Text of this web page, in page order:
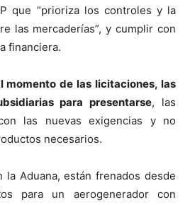
que “prioriza los controles y la
las mercaderías”, y cumplir con
financiera.
momento de las licitaciones, las
para presentarse, las
las nuevas exigencias y no
necesarios.
la Aduana, están frenados desde
para un aerogenerador con